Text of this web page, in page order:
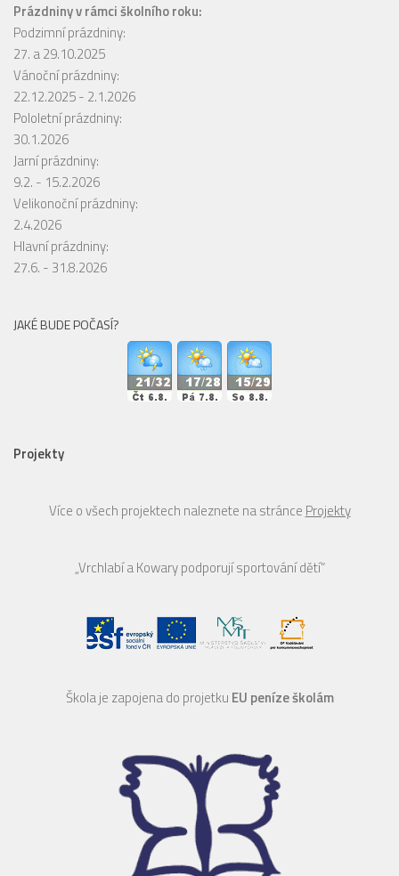
Prázdniny v rámci školního roku:
Podzimní prázdniny:
27. a 29.10.2025
Vánoční prázdniny:
22.12.2025 - 2.1.2026
Pololetní prázdniny:
30.1.2026
Jarní prázdniny:
9.2. - 15.2.2026
Velikonoční prázdniny:
2.4.2026
Hlavní prázdniny:
27.6. - 31.8.2026
JAKÉ BUDE POČASÍ?
Projekty
Více o všech projektech naleznete na stránce Projekty
„Vrchlabí a Kowary podporují sportování dětí“
Škola je zapojena do projetku EU peníze školám